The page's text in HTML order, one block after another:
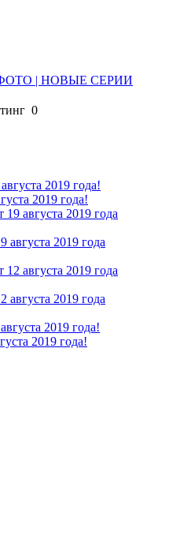
| НОВЫЕ СЕРИИ
0
2019 года!
2019 года
2019 года
2019 года!